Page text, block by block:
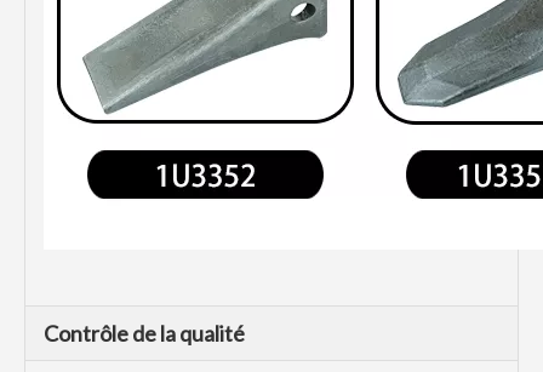
Contrôle de la qualité